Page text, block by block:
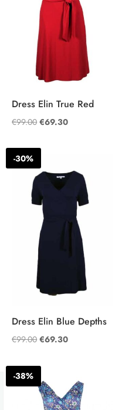
Dress Elin True Red
€99.00 Oorspronkelijke
was:
€99.00.
€69.30Huidige
-30%
Dress Elin Blue Depths
€99.00 Oorspronkelijke
was:
€99.00.
€69.30Huidige
€69.30.
-38%